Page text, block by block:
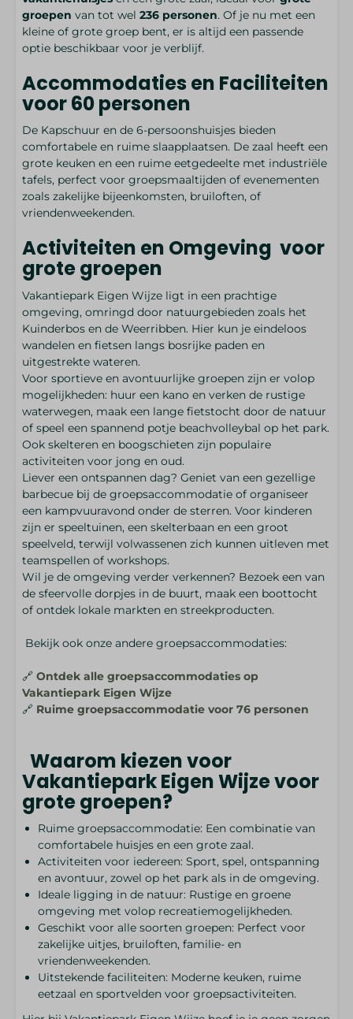
groepen van tot wel 236 personen. Of je nu met een
kleine of grote groep bent, er is altijd een passende
optie beschikbaar voor je verblijf.
Accommodaties en Faciliteiten
voor 60 personen
De Kapschuur en de 6-persoonshuisjes bieden
comfortabele en ruime slaapplaatsen. De zaal heeft een
grote keuken en een ruime eetgedeelte met industriële
tafels, perfect voor groepsmaaltijden of evenementen
zoals zakelijke bijeenkomsten, bruiloften, of
vriendenweekenden.
Activiteiten en Omgeving voor
grote groepen
Vakantiepark Eigen Wijze ligt in een prachtige
omgeving, omringd door natuurgebieden zoals het
Kuinderbos en de Weerribben. Hier kun je eindeloos
wandelen en fietsen langs bosrijke paden en
uitgestrekte wateren.
Voor sportieve en avontuurlijke groepen zijn er volop
mogelijkheden: huur een kano en verken de rustige
waterwegen, maak een lange fietstocht door de natuur
of speel een spannend potje beachvolleybal op het park.
Ook skelteren en boogschieten zijn populaire
activiteiten voor jong en oud.
Liever een ontspannen dag? Geniet van een gezellige
barbecue bij de groepsaccommodatie of organiseer
een kampvuuravond onder de sterren. Voor kinderen
zijn er speeltuinen, een skelterbaan en een groot
speelveld, terwijl volwassenen zich kunnen uitleven met
teamspellen of workshops.
Wil je de omgeving verder verkennen? Bezoek een van
de sfeervolle dorpjes in de buurt, maak een boottocht
of ontdek lokale markten en streekproducten.
Bekijk ook onze andere groepsaccommodaties:
🔗 Ontdek alle groepsaccommodaties op
Vakantiepark Eigen Wijze
🔗 Ruime groepsaccommodatie voor 76 personen
Waarom kiezen voor
Vakantiepark Eigen Wijze voor
grote groepen?
Ruime groepsaccommodatie: Een combinatie van
comfortabele huisjes en een grote zaal.
Activiteiten voor iedereen: Sport, spel, ontspanning
en avontuur, zowel op het park als in de omgeving.
Ideale ligging in de natuur: Rustige en groene
omgeving met volop recreatiemogelijkheden.
Geschikt voor alle soorten groepen: Perfect voor
zakelijke uitjes, bruiloften, familie- en
vriendenweekenden.
Uitstekende faciliteiten: Moderne keuken, ruime
eetzaal en sportvelden voor groepsactiviteiten.